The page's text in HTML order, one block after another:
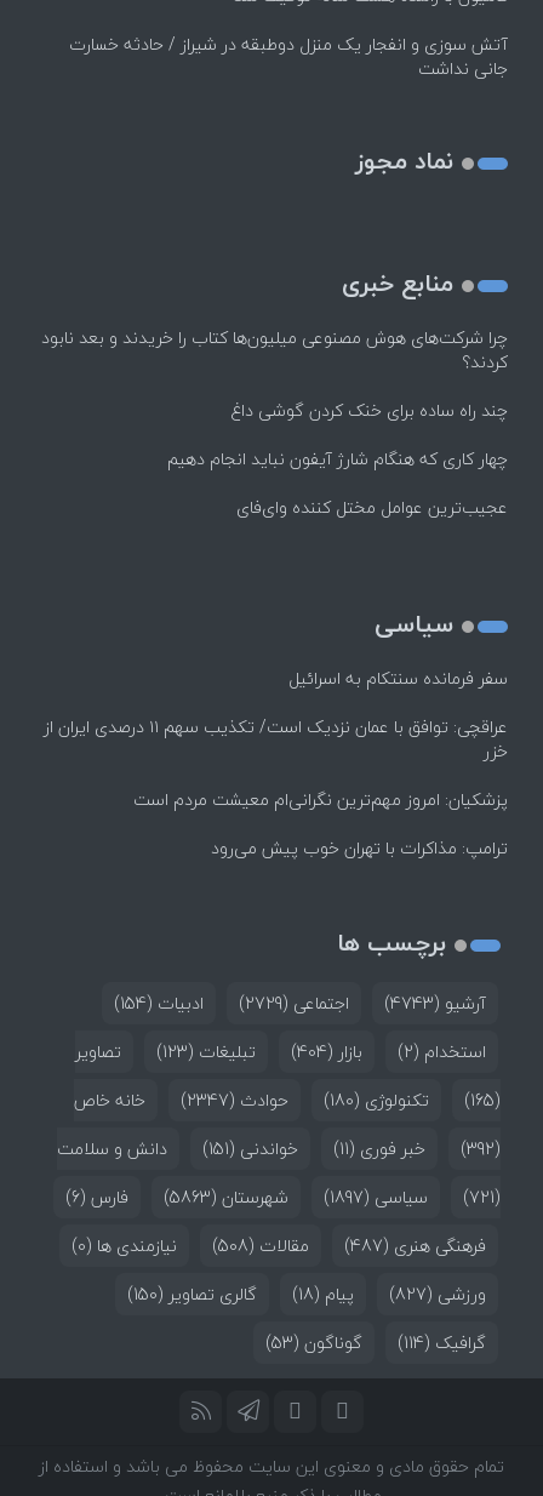
آتش سوزی و انفجار یک منزل دوطبقه در شیراز / حادثه خسارت
جانی نداشت
نماد مجوز
منابع خبری
چرا شرکت‌های هوش مصنوعی میلیون‌ها کتاب را خریدند و بعد نابود
کردند؟
چند راه‌ ساده برای خنک کردن گوشی داغ
چهار کاری که هنگام شارژ آیفون نباید انجام دهیم
عجیب‌ترین عوامل مختل کننده وای‌فای
سیاسی
سفر فرمانده سنتکام به اسرائیل
عراقچی: توافق با عمان نزدیک است/ تکذیب سهم ۱۱ درصدی ایران از
خزر
پزشکیان: امروز مهم‌ترین نگرانی‌ام معیشت مردم است
ترامپ: مذاکرات با تهران خوب پیش می‌رود
برچسب ها
آرشیو (4743) اجتماعی (2729) ادبیات (154)
استخدام (2) بازار (404) تبلیغات (123)
تصاویر
(165)
تکنولوژی (180) حوادث (2347)
خانه خاص
(392)
خبر فوری (11) خواندنی (151)
دانش و سلامت
(721)
سیاسی (1897) شهرستان (5863) فارس (6)
فرهنگی هنری (487) مقالات (508) نیازمندی ها (0)
ورزشی (827) پیام (18) گالری تصاویر (150)
گرافیک (114) گوناگون (53)
تمام حقوق مادی و معنوی این سایت محفوظ می باشد و استفاده از